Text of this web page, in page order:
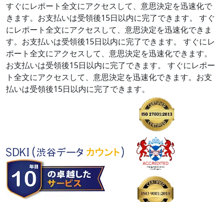
すぐにレポート全文にアクセスして、意思決定を迅速化で
きます。お支払いは受領後15日以内に完了できます。
すぐ
にレポート全文にアクセスして、意思決定を迅速化できま
す。お支払いは受領後15日以内に完了できます。
すぐにレ
ポート全文にアクセスして、意思決定を迅速化できます。
お支払いは受領後15日以内に完了できます。
すぐにレポー
ト全文にアクセスして、意思決定を迅速化できます。お支
払いは受領後15日以内に完了できます。